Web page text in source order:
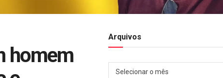
homem
Arquivos
Arquivos
Selecionar o mês